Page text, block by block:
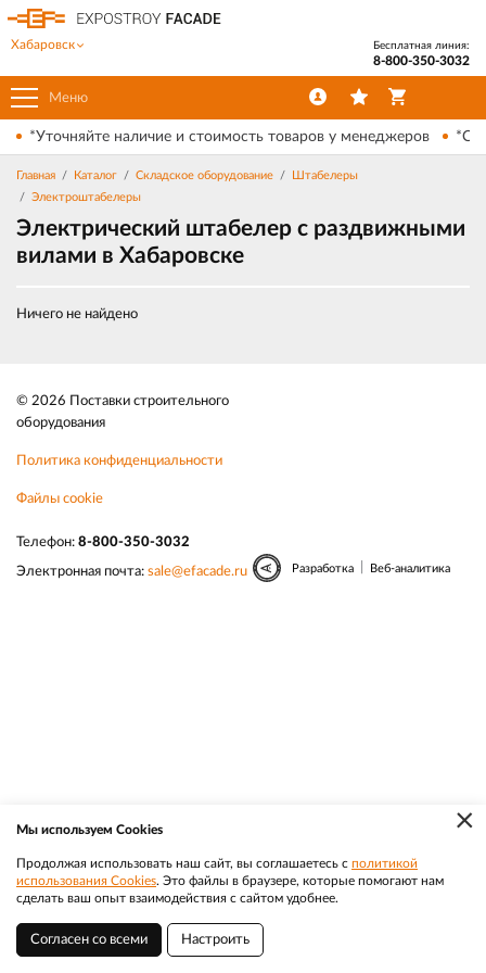
Меню
Хабаровск Бесплатная линия:
8-800-350-3032
*Уточняйте наличие и стоимость товаров у менеджеров
Главная Каталог Складское оборудование
Штабелеры
Электроштабелеры
Электрический штабелер с раздвижными
вилами в Хабаровске
Ничего не найдено
© 2026 Поставки строительного
оборудования
Политика конфиденциальности
Файлы cookie
Телефон: 8-800-350-3032
Электронная почта: sale@efacade.ru Разработка Веб-аналитика
×
Мы используем Cookies
Продолжая использовать наш сайт, вы соглашаетесь с политикой
использования Cookies. Это файлы в браузере, которые помогают нам
сделать ваш опыт взаимодействия с сайтом удобнее.
Согласен со всеми Настроить